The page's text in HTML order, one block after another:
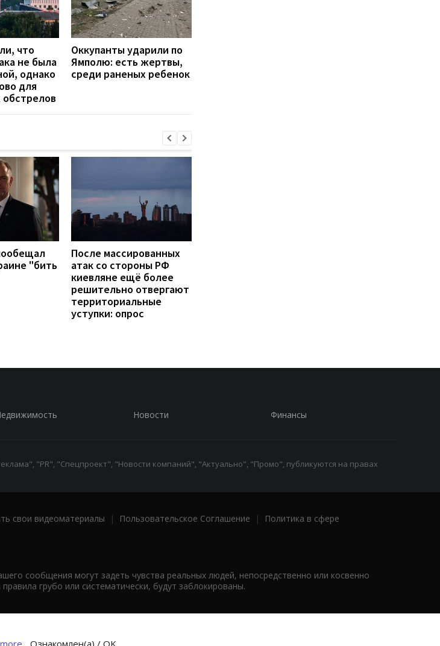
что
не была
однако
для
Оккупанты ударили по
Ямполю: есть жертвы,
среди раненых ребенок
"бить
После массированных
атак со стороны РФ
киевляне ещё более
решительно отвергают
территориальные
уступки: опрос
Новости Финансы
"PR", "Спецпроект", "Новости компаний", "Актуально", "Промо", публикуются на правах
свои видеоматериалы | Пользовательское Соглашение |
Политика в сфере
сообщения могут задеть чувства реальных людей, непосредственно или косвенно
грубо или систематически, будут заблокированы.
Ознакомлен(а) / OK